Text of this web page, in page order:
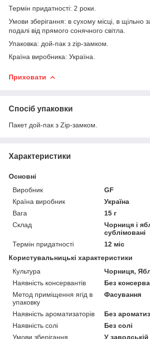
Термін придатності: 2 роки.
Умови зберігання: в сухому місці, в щільно
подалі від прямого сонячного світла.
Упаковка: дой-пак з zip-замком.
Країна виробника: Україна.
Приховати
Спосіб упаковки
Пакет дой-пак з Zip-замком.
Характеристики
Основні
Виробник
GF
Країна виробник
Україна
Вага
15 г
Склад
Чорниця і
сублімовані
Термін придатності
12 міс
Користувальницькі характеристики
Культура
Чорниця,
Наявність консервантів
Без
Метод приміщення ягід в
упаковку
Фасування
Наявність ароматизаторів
Без
Наявність солі
Без солі
Умови зберігання
У